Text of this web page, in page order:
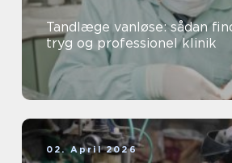
Tandlæge vanløse: sådan
tryg og professionel klinik
02. April 2026